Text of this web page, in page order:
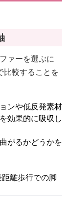
ァーを選ぶに
比較することを
ンや低反発素材
効果的に吸収し
がるかどうかを
離歩行での脚